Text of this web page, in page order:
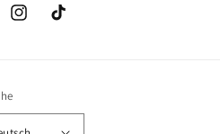
InstagramTikTok